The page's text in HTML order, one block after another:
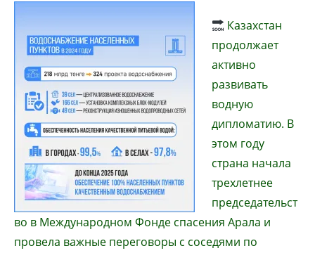
Казахстан
продолжает
активно
развивать
водную
дипломатию. В
этом году
страна начала
трехлетнее
председательст
во в Международном Фонде спасения Арала и
провела важные переговоры с соседями по